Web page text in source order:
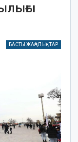
БАСТЫ ЖАҢАЛЫҚТАР